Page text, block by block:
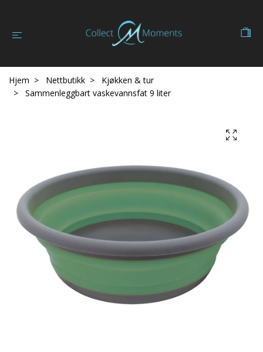
Hjem Nettbutikk
Kjøkken & tur
Sammenleggbart vaskevannsfat 9 liter